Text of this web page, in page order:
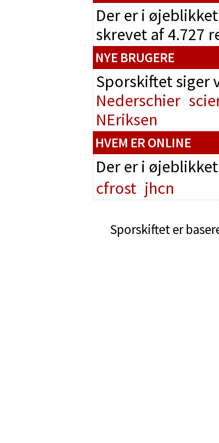
Der er i
skrevet af 4.727
NYE BRUGERE
Sporskiftet
Nederschier
NEriksen
HVEM ER ONLINE
Der er i
cfrost jhcn
Sporskiftet er